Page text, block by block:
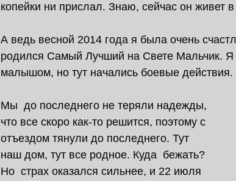
копейки ни прислал. Знаю, сейчас он живет в
А ведь весной 2014 года я была очень
родился Самый Лучший на Свете Мальчик.
малышом, но тут начались боевые действия.
Мы  до последнего не теряли надежды,
что все скоро как-то решится, поэтому с
отъездом тянули до последнего. Тут
наш дом, тут все родное. Куда  бежать?
Но  страх оказался сильнее, и 22 июля